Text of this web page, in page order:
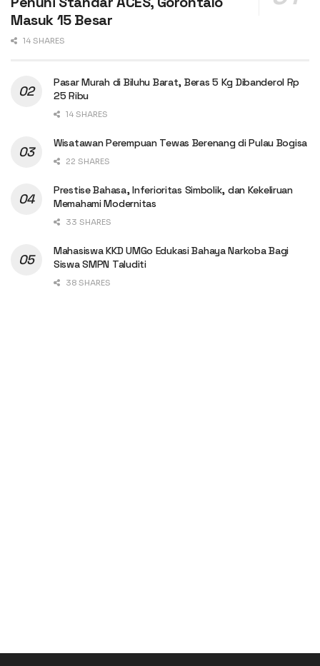
Masuk 15 Besar
14 SHARES
Pasar Murah di Biluhu Barat, Beras 5 Kg Dibanderol Rp
25 Ribu
14 SHARES
Wisatawan Perempuan Tewas Berenang di Pulau Bogisa
22 SHARES
Prestise Bahasa, Inferioritas Simbolik, dan Kekeliruan
Memahami Modernitas
33 SHARES
Mahasiswa KKD UMGo Edukasi Bahaya Narkoba Bagi
Siswa SMPN Taluditi
38 SHARES